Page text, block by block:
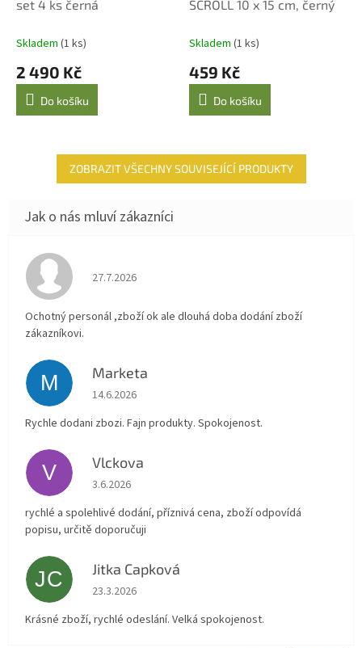
R
set 4 ks černá
Skladem (1 ks)
2 490 Kč
Do košíku
SCROLL 10 x 15 cm, černý
Skladem (1 ks)
459 Kč
Do košíku
ZOBRAZIT VŠECHNY SOUVISEJÍCÍ PRODUKTY
Hodnocení obchodu je 4 z 5 hvězdiček.
27.7.2026
Ochotný personál ,zboží ok ale dlouhá doba dodání zboží
zákazníkovi.
M Marketa
Hodnocení obchodu je 5 z 5 hvězdiček.
14.6.2026
Rychle dodani zbozi. Fajn produkty. Spokojenost.
V Vlckova
Hodnocení obchodu je 5 z 5 hvězdiček.
3.6.2026
rychlé a spolehlivé dodání, příznivá cena, zboží odpovídá
popisu, určitě doporučuji
JC Jitka Capková
Hodnocení obchodu je 5 z 5 hvězdiček.
23.3.2026
Krásné zboží, rychlé odeslání. Velká spokojenost.